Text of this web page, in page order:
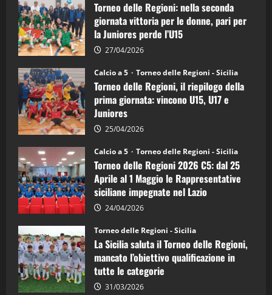
Regioni
di
calcio
a
5:
la
Juniores
è
vicecampione
d’Italia
Torneo delle Regioni: nella seconda
giornata vittoria per le donne, pari per
la Juniores perde l’U15
27/04/2026
Calcio a 5 Torneo delle Regioni - Sicilia
Torneo delle Regioni, il riepilogo della
prima giornata: vincono U15, U17 e
Juniores
25/04/2026
Calcio a 5 Torneo delle Regioni - Sicilia
Torneo delle Regioni 2026 C5: dal 25
Aprile al 1 Maggio le Rappresentative
siciliane impegnate nel Lazio
24/04/2026
Torneo delle Regioni - Sicilia
La Sicilia saluta il Torneo delle Regioni,
mancato l’obiettivo qualificazione in
tutte le categorie
31/03/2026